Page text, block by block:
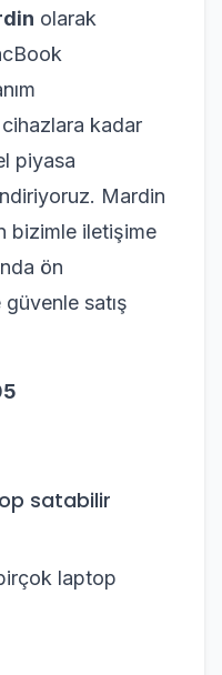
olarak
cihazlara kadar
piyasa
Mardin
bizimle iletişime
ön
satış
satabilir
laptop